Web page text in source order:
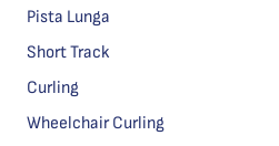
Pista Lunga
Short Track
Curling
Wheelchair Curling